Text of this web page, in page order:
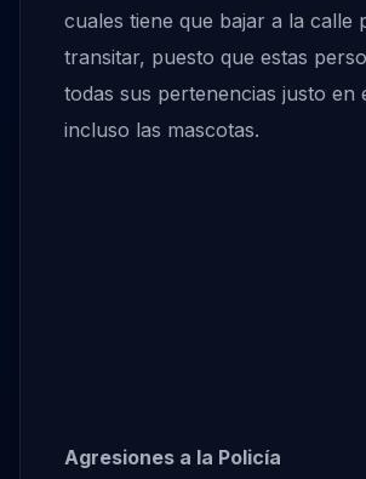
cuales tiene que bajar a la calle
transitar, puesto que estas
todas sus pertenencias justo en
incluso las mascotas.
Agresiones a la Policía